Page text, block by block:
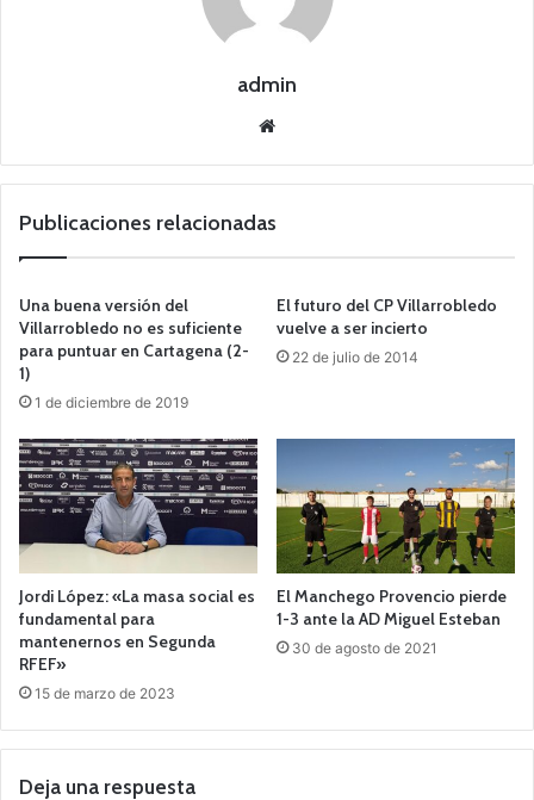
admin
we
Publicaciones relacionadas
Una buena versión del
Villarrobledo no es suficiente
para puntuar en Cartagena (2-
1)
1 de diciembre de 2019
El futuro del CP Villarrobledo
vuelve a ser incierto
22 de julio de 2014
Jordi López: «La masa social es
fundamental para
mantenernos en Segunda
RFEF»
15 de marzo de 2023
El Manchego Provencio pierde
1-3 ante la AD Miguel Esteban
30 de agosto de 2021
Deja una respuesta